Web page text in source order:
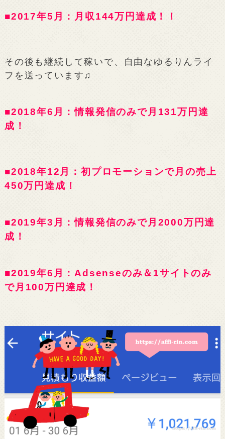
■2017年5月：月収144万円達成！！
その後も継続して稼いで、自由なゆるりんライ
フを送っています♫
■2018年6月：情報発信のみで月131万円達
成！
■2018年12月：初プロモーションで月の売上
450万円達成！
■2019年3月：情報発信のみで月2000万円達
成！
■2019年6月：Adsenseのみ＆1サイトのみ
で月100万円達成！